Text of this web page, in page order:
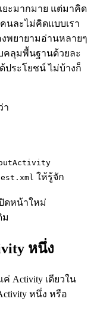
ยะมากมาย แต่มาคิด
นละไม่คิดแบบเรา
งพยายามอ่านหลายๆ
คลุมพื้นฐานด้วยละ
ประโยชน์ ไม่บ้างก็
า
ให้รู้จัก
ปิดหน้าใหม่
ม
หนึ่ง
Activity เดียวใน
หนึ่ง หรือ